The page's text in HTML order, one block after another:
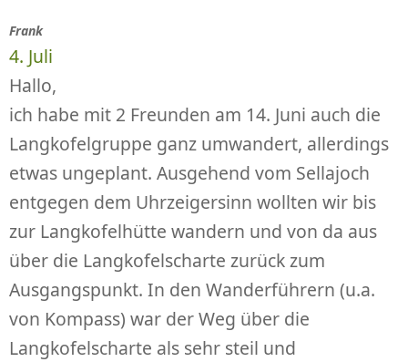
Frank
4. Juli
Hallo,
ich habe mit 2 Freunden am 14. Juni auch die
Langkofelgruppe ganz umwandert, allerdings
etwas ungeplant. Ausgehend vom Sellajoch
entgegen dem Uhrzeigersinn wollten wir bis
zur Langkofelhütte wandern und von da aus
über die Langkofelscharte zurück zum
Ausgangspunkt. In den Wanderführern (u.a.
von Kompass) war der Weg über die
Langkofelscharte als sehr steil und